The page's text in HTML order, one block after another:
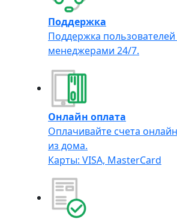
Поддержка
Поддержка
менеджерами 24/7.
Онлайн оплата
Оплачивайте счета
из дома.
Карты: VISA, MasterCard